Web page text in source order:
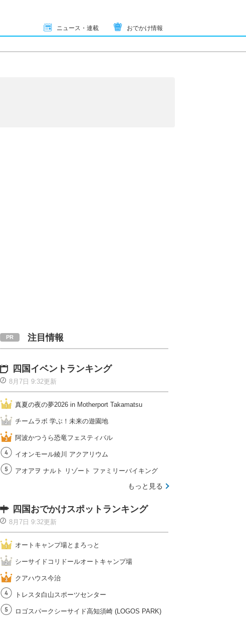
ニュース・連載 おでかけ情報
注目情報
四国イベントランキング
8月7日 9:32更新
真夏の夜の夢2026 in Motherport Takamatsu
チームラボ 学ぶ！未来の遊園地
阿波かつうら恐竜フェスティバル
イオンモール綾川 アクアリウム
アオアヲ ナルト リゾート ファミリーバイキング
もっと見る
四国おでかけスポットランキング
8月7日 9:32更新
オートキャンプ場とまろっと
シーサイドコリドールオートキャンプ場
クアハウス今治
トレスタ白山スポーツセンター
ロゴスパークシーサイド高知須崎 (LOGOS PARK)